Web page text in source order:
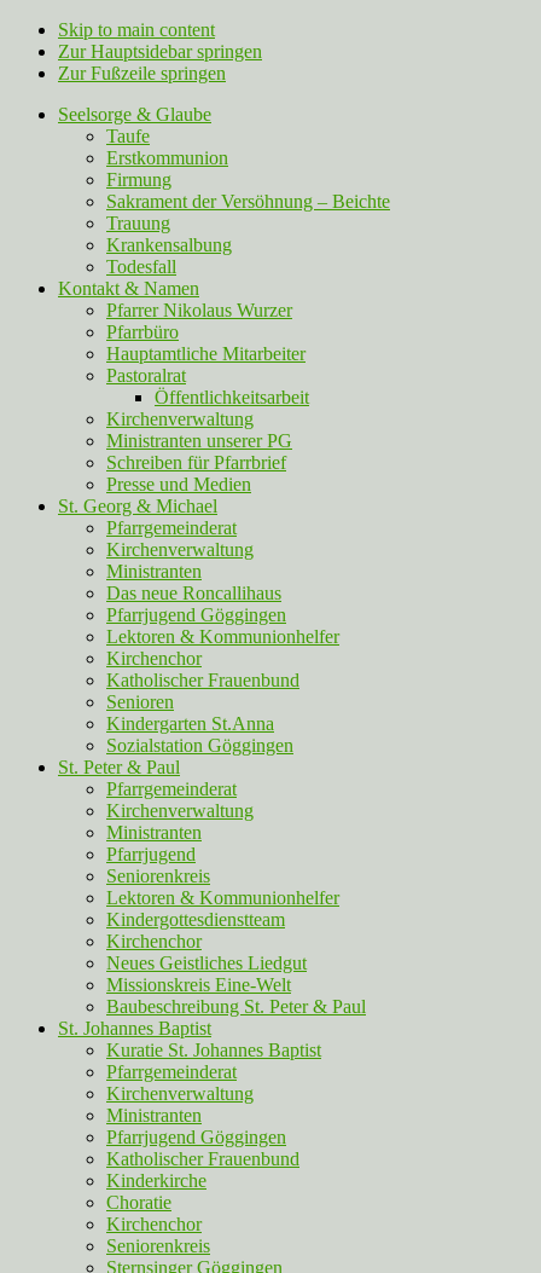
Skip to main content
Zur Hauptsidebar springen
Zur Fußzeile springen
Seelsorge & Glaube
Taufe
Erstkommunion
Firmung
Sakrament der Versöhnung – Beichte
Trauung
Krankensalbung
Todesfall
Kontakt & Namen
Pfarrer Nikolaus Wurzer
Pfarrbüro
Hauptamtliche Mitarbeiter
Pastoralrat
Öffentlichkeitsarbeit
Kirchenverwaltung
Ministranten unserer PG
Schreiben für Pfarrbrief
Presse und Medien
St. Georg & Michael
Pfarrgemeinderat
Kirchenverwaltung
Ministranten
Das neue Roncallihaus
Pfarrjugend Göggingen
Lektoren & Kommunionhelfer
Kirchenchor
Katholischer Frauenbund
Senioren
Kindergarten St.Anna
Sozialstation Göggingen
St. Peter & Paul
Pfarrgemeinderat
Kirchenverwaltung
Ministranten
Pfarrjugend
Seniorenkreis
Lektoren & Kommunionhelfer
Kindergottesdienstteam
Kirchenchor
Neues Geistliches Liedgut
Missionskreis Eine-Welt
Baubeschreibung St. Peter & Paul
St. Johannes Baptist
Kuratie St. Johannes Baptist
Pfarrgemeinderat
Kirchenverwaltung
Ministranten
Pfarrjugend Göggingen
Katholischer Frauenbund
Kinderkirche
Choratie
Kirchenchor
Seniorenkreis
Sternsinger Göggingen